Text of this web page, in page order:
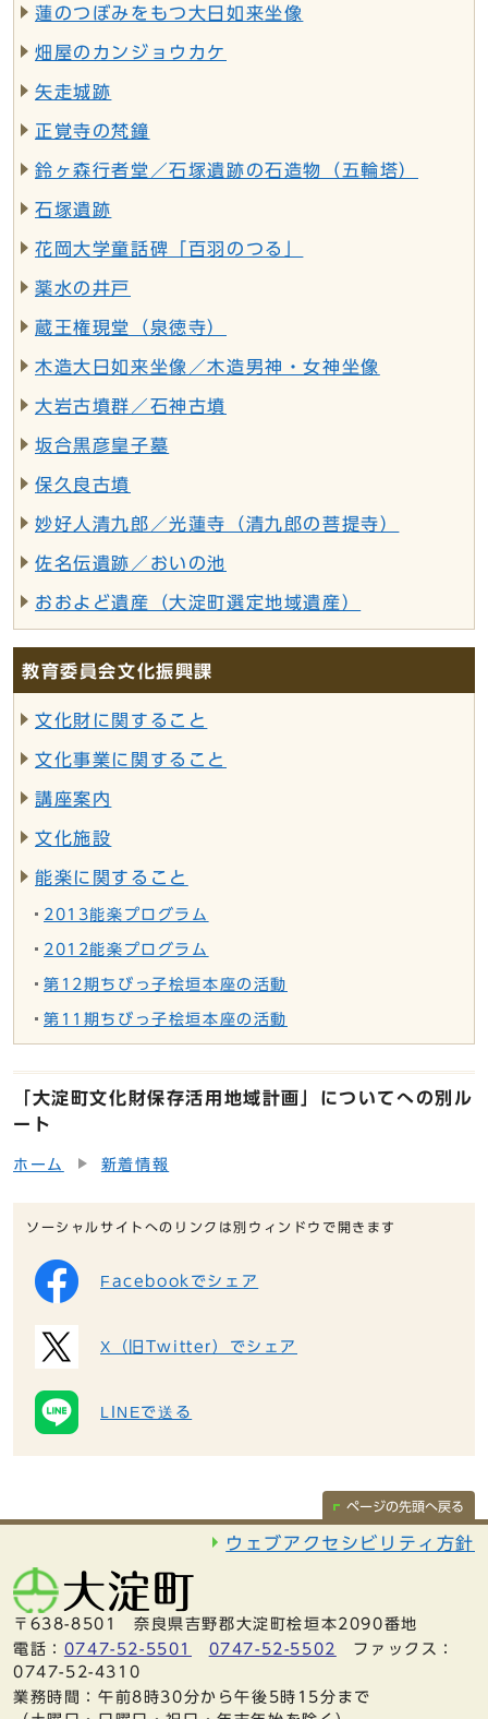
蓮のつぼみをもつ大日如来坐像
畑屋のカンジョウカケ
矢走城跡
正覚寺の梵鐘
鈴ヶ森行者堂／石塚遺跡の石造物（五輪塔）
石塚遺跡
花岡大学童話碑「百羽のつる」
薬水の井戸
蔵王権現堂（泉徳寺）
木造大日如来坐像／木造男神・女神坐像
大岩古墳群／石神古墳
坂合黒彦皇子墓
保久良古墳
妙好人清九郎／光蓮寺（清九郎の菩提寺）
佐名伝遺跡／おいの池
おおよど遺産（大淀町選定地域遺産）
教育委員会文化振興課
文化財に関すること
文化事業に関すること
講座案内
文化施設
能楽に関すること
2013能楽プログラム
2012能楽プログラム
第12期ちびっ子桧垣本座の活動
第11期ちびっ子桧垣本座の活動
「大淀町文化財保存活用地域計画」についてへの別ル
ート
ホーム 新着情報
ソーシャルサイトへのリンクは別ウィンドウで開きます
Facebookでシェア
X（旧Twitter）でシェア
LINEで送る
ページの先頭へ戻る
ウェブアクセシビリティ方針
〒638-8501 奈良県吉野郡大淀町桧垣本2090番地
電話： 0747-52-5501 0747-52-5502
ファックス：
0747-52-4310
業務時間：午前8時30分から午後5時15分まで